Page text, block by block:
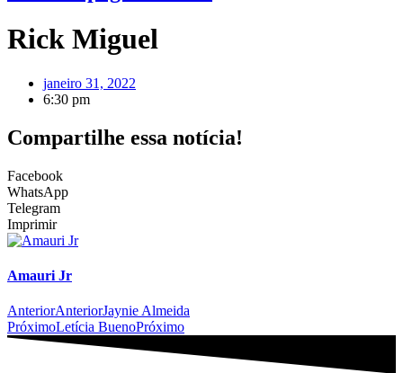
Rick Miguel
janeiro 31, 2022
6:30 pm
Compartilhe essa notícia!
Facebook
WhatsApp
Telegram
Imprimir
Amauri Jr
AnteriorAnteriorJaynie Almeida
PróximoLetícia BuenoPróximo